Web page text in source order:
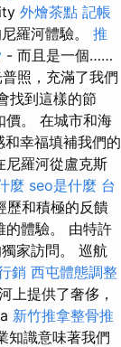
外燴茶點 記帳
羅河體驗。 推
- 而且是一個……
照，充滿了我們
找到這樣的節
價。 在城市和海
幸福填補我們的
尼羅河從盧克斯
麼 seo是什麼 台
歷和積極的反饋
的體驗。 由特許
家訪問。 巡航
銷 西屯體態調整
上提供了奢侈，
新竹推拿整骨推
知識意味著我們